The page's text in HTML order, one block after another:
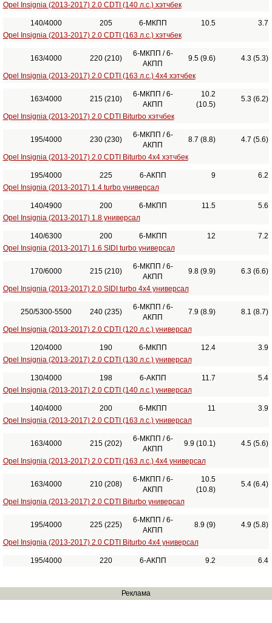
Opel Insignia (2013-2017) 2.0 CDTI (140 л.с.) хэтчбек
140/4000 205 6-МКПП 10.5
3.7
Opel Insignia (2013-2017) 2.0 CDTI (163 л.с.) хэтчбек
163/4000 220 (210)
6-МКПП / 6-
АКПП
9.5 (9.6) 4.3 (5.3)
Opel Insignia (2013-2017) 2.0 CDTI (163 л.с.) 4x4 хэтчбек
163/4000 215 (210)
6-МКПП / 6-
АКПП
10.2
(10.5)
5.3 (6.2)
Opel Insignia (2013-2017) 2.0 CDTI Biturbo хэтчбек
195/4000 230 (230)
6-МКПП / 6-
АКПП
8.7 (8.8) 4.7 (5.6)
Opel Insignia (2013-2017) 2.0 CDTI Biturbo 4x4 хэтчбек
195/4000 225 6-АКПП 9
6.2
Opel Insignia (2013-2017) 1.4 turbo универсал
140/4900 200 6-МКПП 11.5
5.6
Opel Insignia (2013-2017) 1.8 универсал
140/6300 200 6-МКПП 12
7.2
Opel Insignia (2013-2017) 1.6 SIDI turbo универсал
170/6000 215 (210)
6-МКПП / 6-
АКПП
9.8 (9.9) 6.3 (6.6)
Opel Insignia (2013-2017) 2.0 SIDI turbo 4x4 универсал
250/5300-5500 240 (235)
6-МКПП / 6-
АКПП
7.9 (8.9) 8.1 (8.7)
Opel Insignia (2013-2017) 2.0 CDTI (120 л.с.) универсал
120/4000 190 6-МКПП 12.4
3.9
Opel Insignia (2013-2017) 2.0 CDTI (130 л.с.) универсал
130/4000 198 6-АКПП 11.7
5.4
Opel Insignia (2013-2017) 2.0 CDTI (140 л.с.) универсал
140/4000 200 6-МКПП 11
3.9
Opel Insignia (2013-2017) 2.0 CDTI (163 л.с.) универсал
163/4000 215 (202)
6-МКПП / 6-
АКПП
9.9 (10.1) 4.5 (5.6)
Opel Insignia (2013-2017) 2.0 CDTI (163 л.с.) 4x4 универсал
163/4000 210 (208)
6-МКПП / 6-
АКПП
10.5
(10.8)
5.4 (6.4)
Opel Insignia (2013-2017) 2.0 CDTI Biturbo универсал
195/4000 225 (225)
6-МКПП / 6-
АКПП
8.9 (9) 4.9 (5.8)
Opel Insignia (2013-2017) 2.0 CDTI Biturbo 4x4 универсал
195/4000 220 6-АКПП 9.2 6.4
Реклама